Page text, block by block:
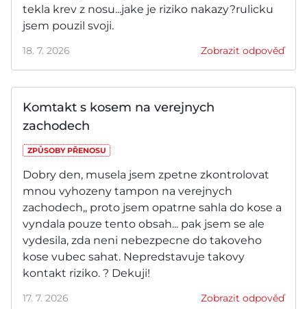
tekla krev z nosu...jake je riziko nakazy?rulicku
jsem pouzil svoji.
18. 7. 2026 Zobrazit odpověď
Komtakt s kosem na verejnych
zachodech
ZPŮSOBY PŘENOSU
Dobry den, musela jsem zpetne zkontrolovat
mnou vyhozeny tampon na verejnych
zachodech,, proto jsem opatrne sahla do kose a
vyndala pouze tento obsah... pak jsem se ale
vydesila, zda neni nebezpecne do takoveho
kose vubec sahat. Nepredstavuje takovy
kontakt riziko. ? Dekuji!
17. 7. 2026 Zobrazit odpověď